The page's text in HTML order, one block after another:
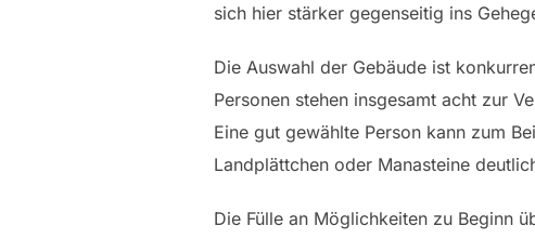
sich hier stärker gegenseitig ins
Die Auswahl der Gebäude ist
Personen stehen insgesamt acht zur
Eine gut gewählte Person kann zum
Landplättchen oder Manasteine
Die Fülle an Möglichkeiten zu Beginn